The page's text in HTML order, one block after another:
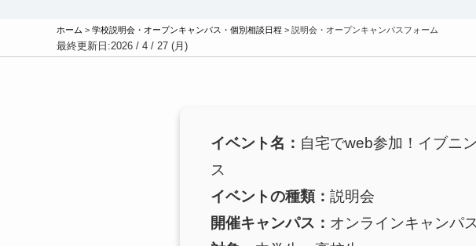
ホーム > 学校説明会・オープンキャンパス・個別相談日程 > 説明会・オープンキャンパスフォーム
最終更新日:2026 / 4 / 27 (月)
イベント名： 自宅でweb参加！イブニ
ス
イベントの種類： 説明会
開催キャンパス： オンラインキャンパス